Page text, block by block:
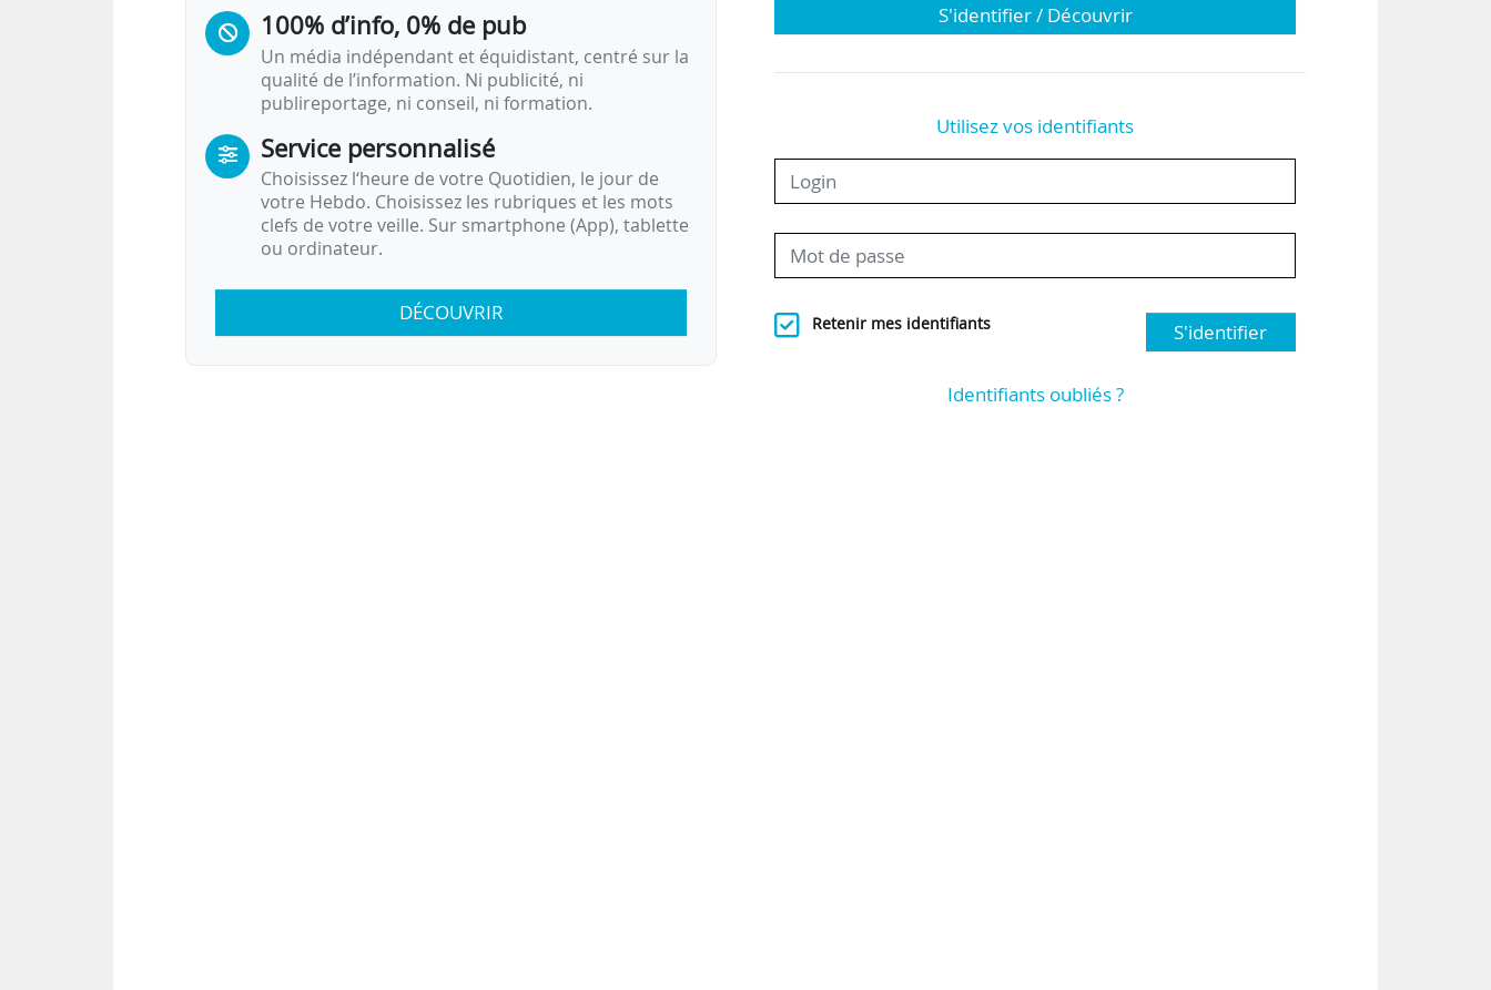
100% d’info, 0% de pub
Un média indépendant et équidistant, centré sur la
qualité de l’information. Ni publicité, ni
publireportage, ni conseil, ni formation.
Service personnalisé
Choisissez l‘heure de votre Quotidien, le jour de
votre Hebdo. Choisissez les rubriques et les mots
clefs de votre veille. Sur smartphone (App), tablette
ou ordinateur.
DÉCOUVRIR
S'identifier / Découvrir
Utilisez vos identifiants
Retenir mes identifiants S'identifier
Identifiants oubliés ?